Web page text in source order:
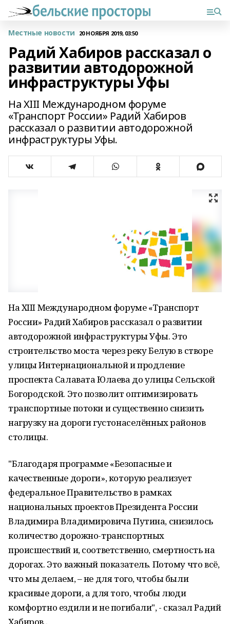
Местные новости 20 НОЯБРЯ 2019, 03:50
Радий Хабиров рассказал о
развитии автодорожной
инфраструктуры Уфы
На XIII Международном форуме
«Транспорт России» Радий Хабиров
рассказал о развитии автодорожной
инфраструктуры Уфы.
На XIII Международном форуме «Транспорт
России» Радий Хабиров рассказал о развитии
автодорожной инфраструктуры Уфы. Это
строительство моста через реку Белую в створе
улицы Интернациональной и продление
проспекта Салавата Юлаева до улицы Сельской
Богородской. Это позволит оптимизировать
транспортные потоки и существенно снизить
нагрузку на дороги густонаселённых районов
столицы.
"Благодаря программе «Безопасные и
качественные дороги», которую реализует
федеральное Правительство в рамках
национальных проектов Президента России
Владимира Владимировича Путина, снизилось
количество дорожно-транспортных
происшествий и, соответственно, смертность на
дорогах. Это важный показатель. Потому что всё,
что мы делаем, – не для того, чтобы были
красивые дороги, а для того, чтобы люди
комфортно ездили и не погибали", - сказал Радий